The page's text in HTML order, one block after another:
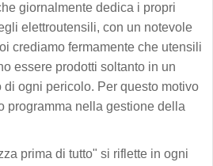
giornalmente dedica i propri
elettroutensili, con un notevole
crediamo fermamente che utensili
essere prodotti soltanto in un
ogni pericolo. Per questo motivo
programma nella gestione della
prima di tutto" si riflette in ogni